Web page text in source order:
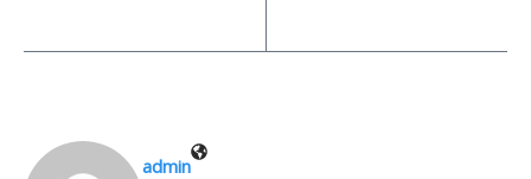
admin